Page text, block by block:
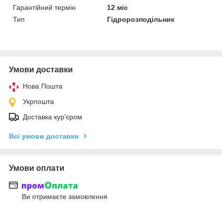
Гарантійний термін
12 міс
Тип
Гідророзподільник
Умови доставки
Нова Пошта
Укрпошта
Доставка кур'єром
Всі умови доставки
Умови оплати
Ви отримаєте замовлення